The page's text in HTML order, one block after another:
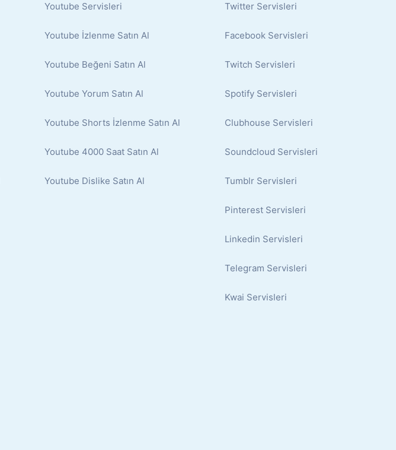
Youtube Servisleri
Youtube İzlenme Satın Al
Youtube Beğeni Satın Al
Youtube Yorum Satın Al
Youtube Shorts İzlenme Satın Al
Youtube 4000 Saat Satın Al
Youtube Dislike Satın Al
Twitter Servisleri
Facebook Servisleri
Twitch Servisleri
Spotify Servisleri
Clubhouse Servisleri
Soundcloud Servisleri
Tumblr Servisleri
Pinterest Servisleri
Linkedin Servisleri
Telegram Servisleri
Kwai Servisleri